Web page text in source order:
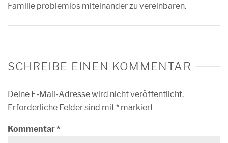
Familie problemlos miteinander zu vereinbaren.
SCHREIBE EINEN KOMMENTAR
Deine E-Mail-Adresse wird nicht veröffentlicht.
Erforderliche Felder sind mit* markiert
Kommentar*